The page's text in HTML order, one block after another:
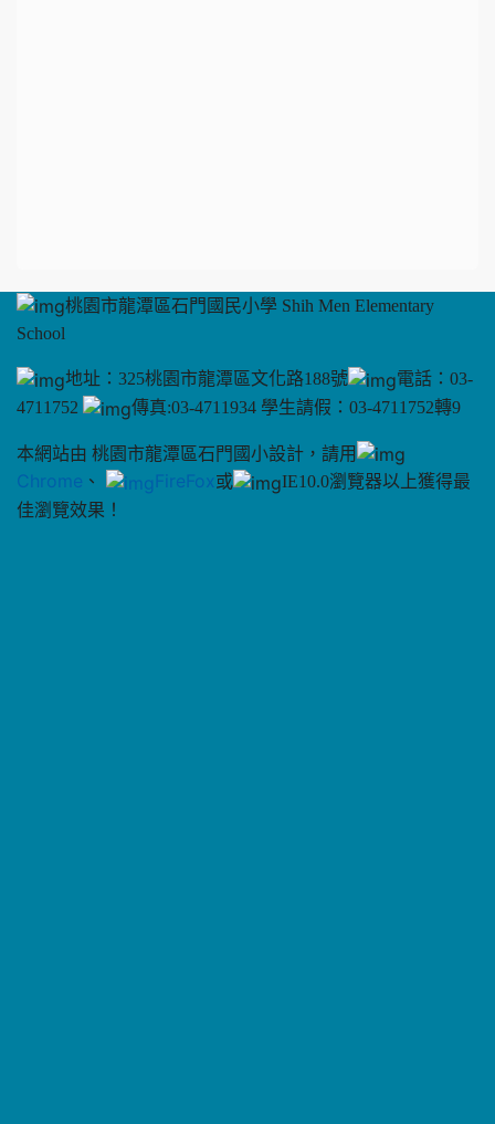
桃園市龍潭區石門國民小學 Shih Men Elementary
School
地址：325桃園市龍潭區文化路188號
電話：03-
4711752
傳真:03-4711934 學生請假：03-4711752轉9
本網站由 桃園市龍潭區石門國小設計，請用
Chrome 、 FireFox或
IE10.0瀏覽器以上獲得最
佳瀏覽效果！